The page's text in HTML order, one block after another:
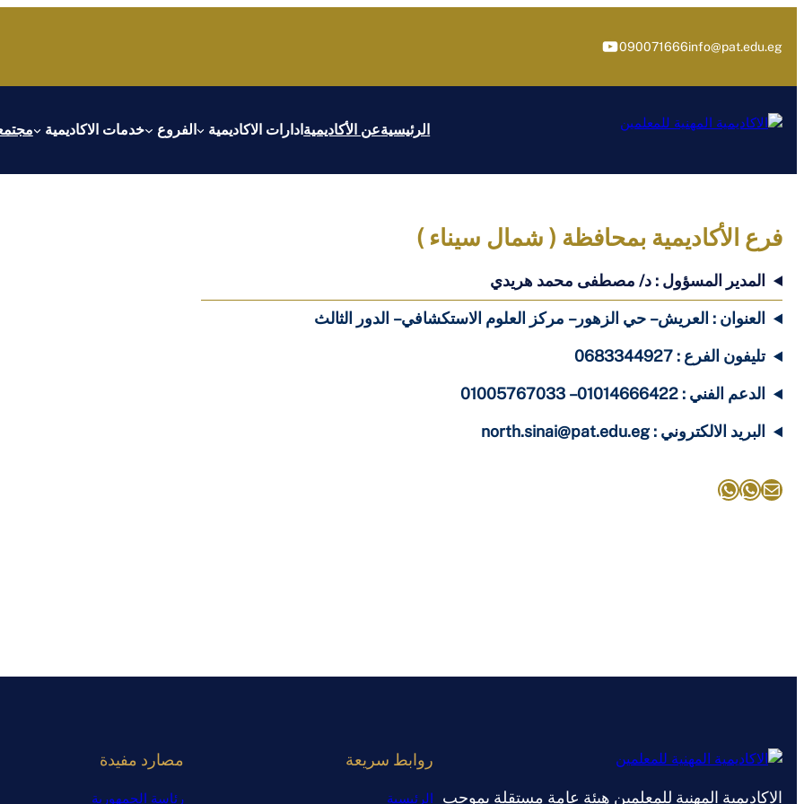
المحتوى
info@pat.edu.eg
090071666يوتيوب
الرئيسيةعن الأكاديميةادارات الاكاديمية الفروع خدمات الاكاديمية
فرع الأكاديمية بمحافظة ( شمال سيناء )
المدير المسؤول : د/ مصطفى محمد هريدي
العنوان : العريش – حي الزهور – مركز العلوم الاستكشافي – الدور الثالث
تليفون الفرع : 0683344927
الدعم الفني : 01014666422 – 01005767033
البريد الالكتروني : north.sinai@pat.edu.eg
بريد واتسابواتساب
الاكاديمية المهنية للمعلمين هيئة عامة مستقلة بموجب
روابط سريعة
الرئيسية
مصارد مفيدة
رئاسة الجمهورية